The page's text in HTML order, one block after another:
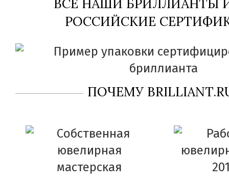
ВСЕ НАШИ БРИЛЛИАНТЫ
РОССИЙСКИЕ
ПОЧЕМУ